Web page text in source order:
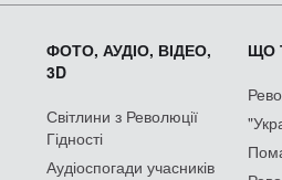
ФОТО, АУДІО, ВІДЕО,
3D
Світлини з Революції
Гідності
Аудіоспогади учасників
ЩО